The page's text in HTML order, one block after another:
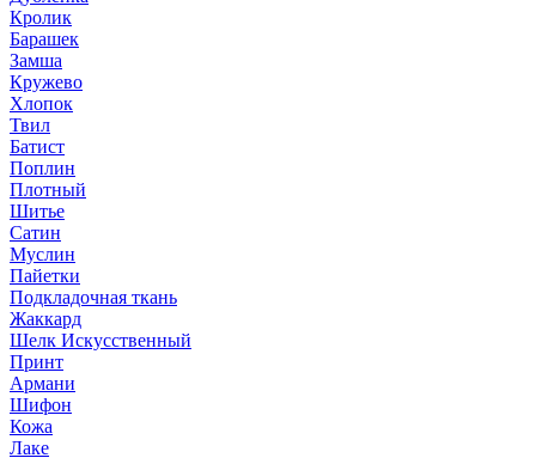
Кролик
Барашек
Замша
Кружево
Хлопок
Твил
Батист
Поплин
Плотный
Шитье
Сатин
Муслин
Пайетки
Подкладочная ткань
Жаккард
Шелк Искусственный
Принт
Армани
Шифон
Кожа
Лаке